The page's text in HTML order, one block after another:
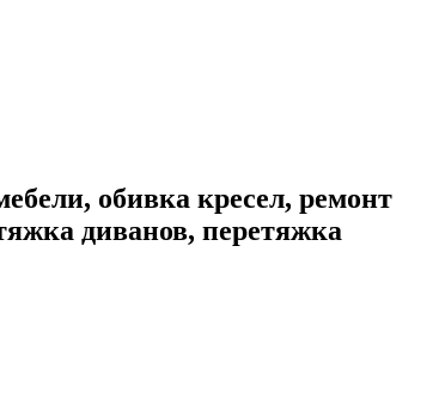
обивка кресел, ремонт
диванов, перетяжка